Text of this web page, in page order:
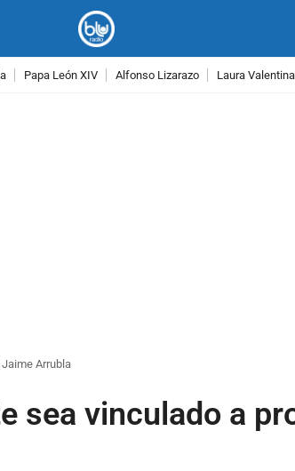
Papa León XIV Alfonso Lizarazo Laura
Arrubla
sea vinculado a